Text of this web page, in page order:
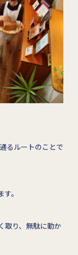
るルートのことで
。
取り、無駄に動か